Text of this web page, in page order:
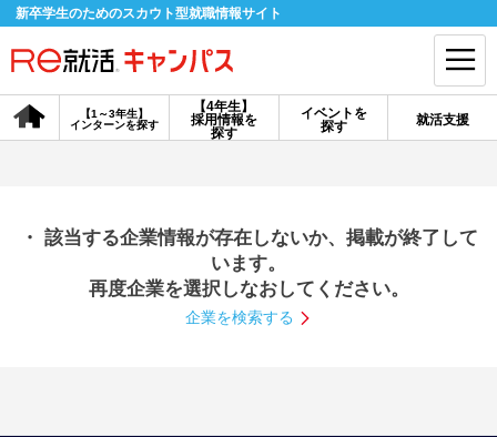
新卒学生のためのスカウト型就職情報サイト
【4年生】
採用情報を
探す
【1～3年生】
インターンを探す
イベントを
探す
就活支援
会員登録 ログイン
探す
【4年生】
説明会を探す
・ 該当する企業情報が存在しないか、掲載が終了して
います。
再度企業を選択しなおしてください。
企業を検索する